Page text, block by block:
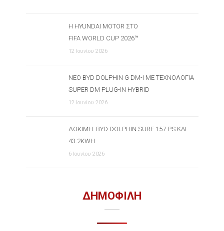
Η HYUNDAI MOTOR ΣΤΟ
FIFA WORLD CUP 2026™
12 Ιουνίου 2026
ΝΈΟ BYD DOLPHIN G DM-I ΜΕ ΤΕΧΝΟΛΟΓΊΑ
SUPER DM PLUG-IN HYBRID
12 Ιουνίου 2026
ΔΟΚΙΜΉ: BYD DOLPHIN SURF 157 PS ΚΑΙ
43.2KWH
6 Ιουνίου 2026
ΔΗΜΟΦΙΛΗ